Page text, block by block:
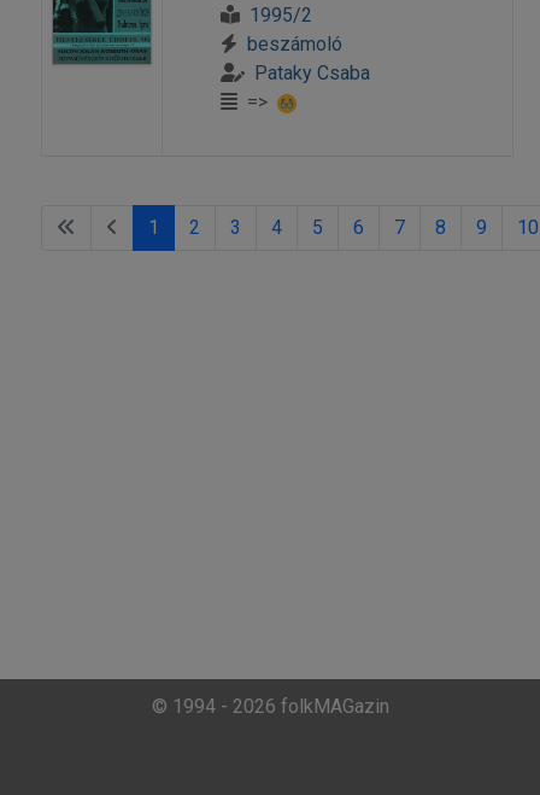
1995/2
beszámoló
Pataky Csaba
=>
1 2 3 4 5 6 7 8 9 10
© 1994 - 2026 folkMAGazin